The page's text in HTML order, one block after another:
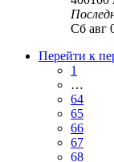
Сб авг
Перейти к
1
…
64
65
66
67
68